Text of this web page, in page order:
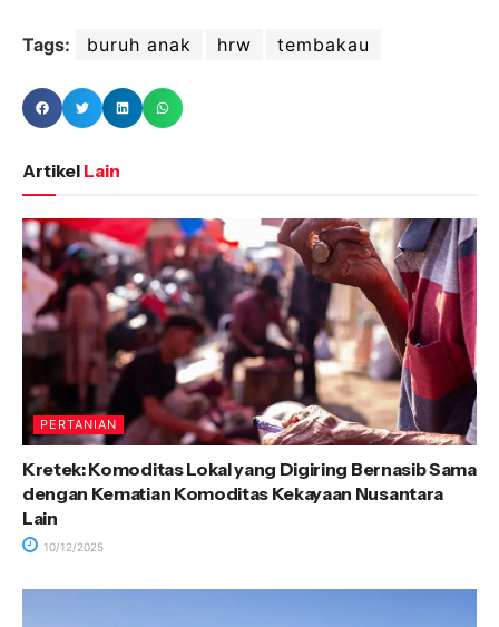
Tags: buruh anak hrw tembakau
Artikel Lain
PERTANIAN
Kretek: Komoditas Lokal yang Digiring Bernasib Sama
dengan Kematian Komoditas Kekayaan Nusantara
Lain
10/12/2025